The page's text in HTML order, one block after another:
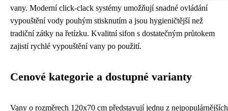
vany. Moderní click-clack systémy umožňují snadné ovládání
vypouštění vody pouhým stisknutím a jsou hygieničtější než
tradiční zátky na řetízku. Kvalitní sifon s dostatečným průtokem
zajistí rychlé vypouštění vany po použití.
Cenové kategorie a dostupné varianty
Vany o rozměrech 120x70 cm představují jednu z nejpopulárnějších